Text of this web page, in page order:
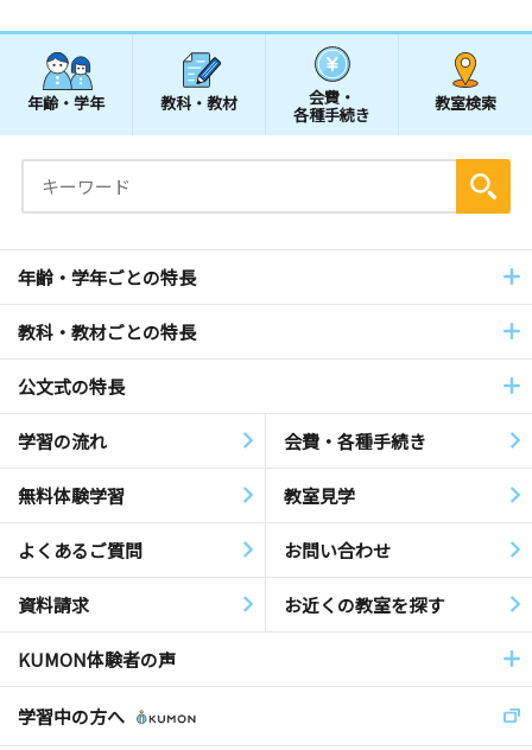
年齢・学年 教科・教材 会費・
各種手続き
教室検索
年齢・学年ごとの特長
教科・教材ごとの特長
公文式の特長
学習の流れ 会費・各種手続き
無料体験学習 教室見学
よくあるご質問 お問い合わせ
資料請求 お近くの教室を探す
KUMON体験者の声
学習中の方へ